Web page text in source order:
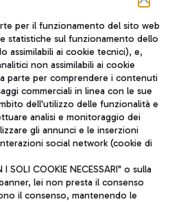
di Fiumicino da Roma
JOURNAL
ITA
per il funzionamento del sito web
statistiche sul funzionamento dello
assimilabili ai cookie tecnici), e,
non assimilabili ai cookie
parte per comprendere i contenuti
commerciali in linea con le sue
dell'utilizzo delle funzionalità e
analisi e monitoraggio dei
gli annunci e le inserzioni
social network (cookie di
SOLI COOKIE NECESSARI" o sulla
lei non presta il consenso
il consenso, mantenendo le